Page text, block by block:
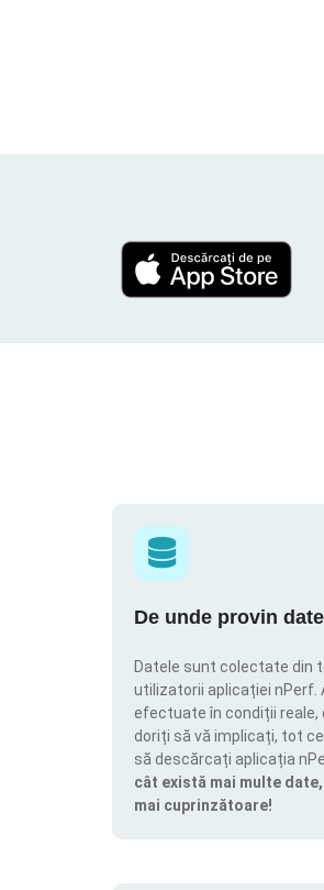
De unde provin
Datele sunt colectate din
utilizatorii aplicației
efectuate în condiții reale,
doriți să vă implicați, tot
să descărcați aplicația
cât există mai multe
mai cuprinzătoare!